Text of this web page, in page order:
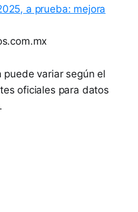
a prueba: mejora
variar según el
oficiales para datos